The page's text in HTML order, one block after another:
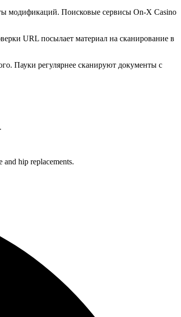
модификаций. Поисковые сервисы On-X Casino
URL посылает материал на сканирование в
Пауки регулярнее сканируют документы с
hip replacements.